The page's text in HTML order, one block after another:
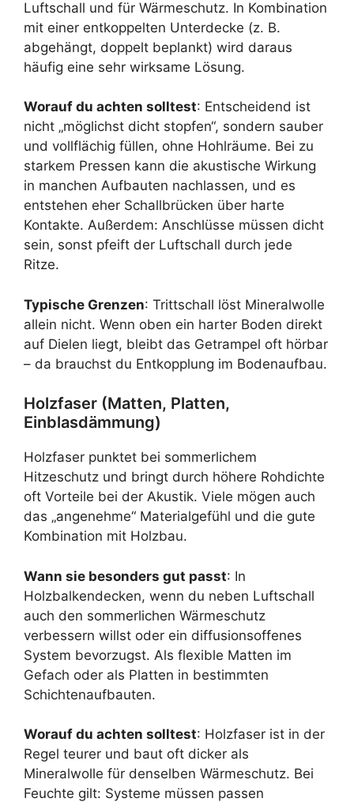
Luftschall und für Wärmeschutz. In Kombination
mit einer entkoppelten Unterdecke (z. B.
abgehängt, doppelt beplankt) wird daraus
häufig eine sehr wirksame Lösung.
Worauf du achten solltest: Entscheidend ist
nicht „möglichst dicht stopfen“, sondern sauber
und vollflächig füllen, ohne Hohlräume. Bei zu
starkem Pressen kann die akustische Wirkung
in manchen Aufbauten nachlassen, und es
entstehen eher Schallbrücken über harte
Kontakte. Außerdem: Anschlüsse müssen dicht
sein, sonst pfeift der Luftschall durch jede
Ritze.
Typische Grenzen: Trittschall löst Mineralwolle
allein nicht. Wenn oben ein harter Boden direkt
auf Dielen liegt, bleibt das Getrampel oft hörbar
– da brauchst du Entkopplung im Bodenaufbau.
Holzfaser (Matten, Platten,
Einblasdämmung)
Holzfaser punktet bei sommerlichem
Hitzeschutz und bringt durch höhere Rohdichte
oft Vorteile bei der Akustik. Viele mögen auch
das „angenehme“ Materialgefühl und die gute
Kombination mit Holzbau.
Wann sie besonders gut passt: In
Holzbalkendecken, wenn du neben Luftschall
auch den sommerlichen Wärmeschutz
verbessern willst oder ein diffusionsoffenes
System bevorzugst. Als flexible Matten im
Gefach oder als Platten in bestimmten
Schichtenaufbauten.
Worauf du achten solltest: Holzfaser ist in der
Regel teurer und baut oft dicker als
Mineralwolle für denselben Wärmeschutz. Bei
Feuchte gilt: Systeme müssen passen